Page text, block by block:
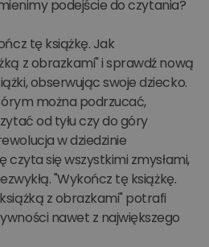
podejście do czytania?
tę książkę. Jak
z obrazkami" i sprawdź nową
obserwując swoje dziecko.
można podrzucać,
od tyłu czy do góry
w dziedzinie
się wszystkimi zmysłami,
"Wykończ tę książkę.
z obrazkami" potrafi
nawet z największego